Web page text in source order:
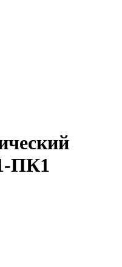
ПК1